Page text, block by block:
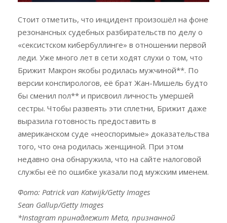
Стоит отметить, что инцидент произошёл на фоне
резонансных судебных разбирательств по делу о
«сексистском кибербуллинге» в отношении первой
леди. Уже много лет в сети ходят слухи о том, что
Брижит Макрон якобы родилась мужчиной**. По
версии конспирологов, её брат Жан-Мишель будто
бы сменил пол** и присвоил личность умершей
сестры. Чтобы развеять эти сплетни, Брижит даже
выразила готовность предоставить в
американском суде «неоспоримые» доказательства
того, что она родилась женщиной. При этом
недавно она обнаружила, что на сайте налоговой
службы её по ошибке указали под мужским именем.
Фото: Patrick van Katwijk/Getty Images
Sean Gallup/Getty Images
*Instagram принадлежит Meta, признанной